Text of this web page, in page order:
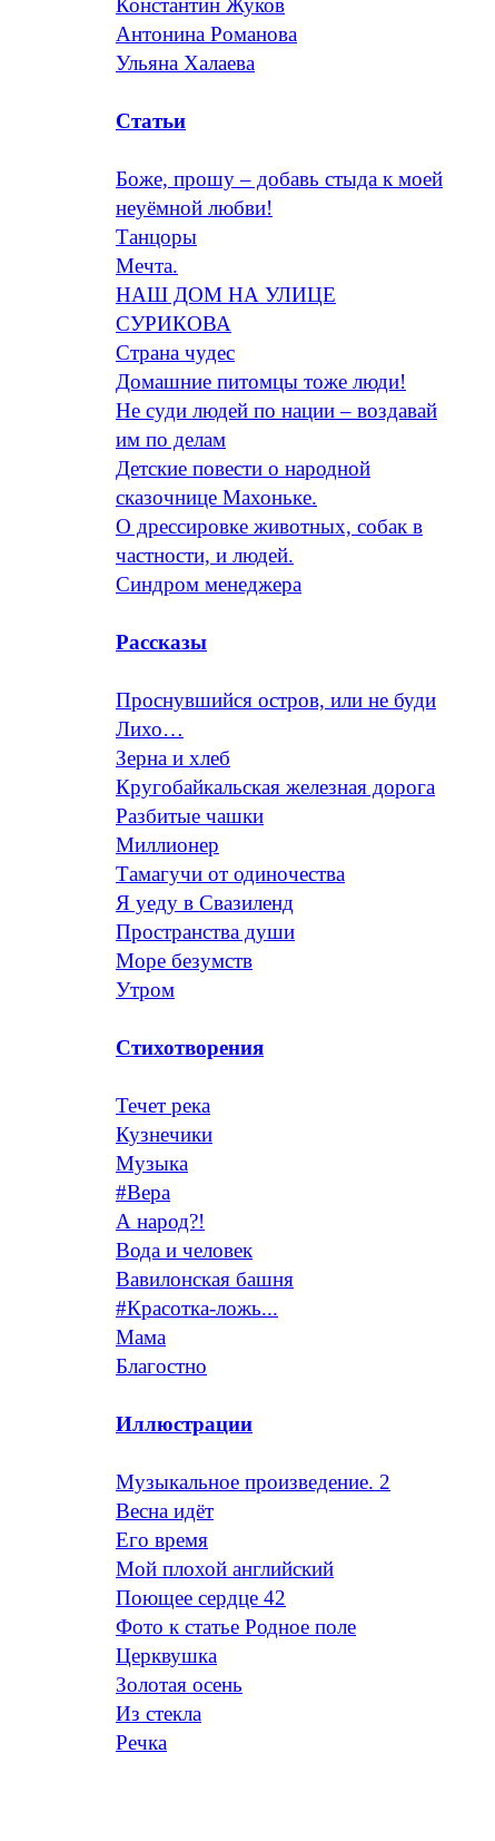
Константин Жуков
Антонина Романова
Ульяна Халаева
Статьи
Боже, прошу – добавь стыда к моей
неуёмной любви!
Танцоры
Мечта.
НАШ ДОМ НА УЛИЦЕ
СУРИКОВА
Страна чудес
Домашние питомцы тоже люди!
Не суди людей по нации – воздавай
им по делам
Детские повести о народной
сказочнице Махоньке.
О дрессировке животных, собак в
частности, и людей.
Синдром менеджера
Рассказы
Проснувшийся остров, или не буди
Лихо…
Зерна и хлеб
Кругобайкальская железная дорога
Разбитые чашки
Миллионер
Тамагучи от одиночества
Я уеду в Свазиленд
Пространства души
Море безумств
Утром
Стихотворения
Течет река
Кузнечики
Музыка
#Вера
А народ?!
Вода и человек
Вавилонская башня
#Красотка-ложь...
Мама
Благостно
Иллюстрации
Музыкальное произведение. 2
Весна идёт
Его время
Мой плохой английский
Поющее сердце 42
Фото к статье Родное поле
Церквушка
Золотая осень
Из стекла
Речка